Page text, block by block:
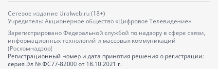
Сетевое издание Uralweb.ru (18+)
Учредитель: Акционерное общество «Цифровое Телевидение»
Зарегистрировано Федеральной службой по надзору в сфере связи,
информационных технологий и массовых коммуникаций
(Роскомнадзор)
Регистрационный номер и дата принятия решения о регистрации:
серия Эл № ФС77-82000от 18.10.2021 г.